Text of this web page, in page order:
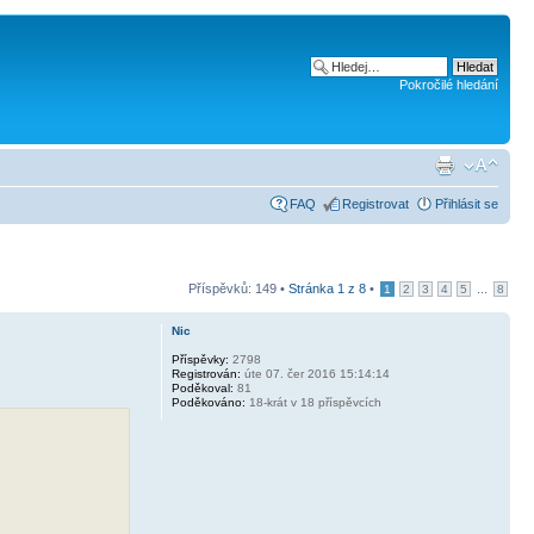
Pokročilé hledání
FAQ Registrovat Přihlásit se
Příspěvků: 149 • Stránka 1 z 8 • 1 2 3 4 5 8
Nic
Příspěvky: 2798
Registrován: úte 07. čer 2016 15:14:14
Poděkoval: 81
Poděkováno: 18-krát v 18 příspěvcích